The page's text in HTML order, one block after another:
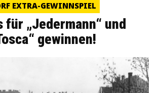
EXTRA-GEWINNSPIEL
„Jedermann“ und
gewinnen!